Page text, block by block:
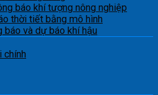
báo khí tượng nông nghiệp
thời tiết bằng mô hình
báo và dự báo khí hậu
chính